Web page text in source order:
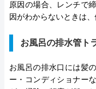
原因の場合、レンチで
因がわからないときは
お風呂の排水管ト
お風呂の排水口には髪
ー・コンディショナー